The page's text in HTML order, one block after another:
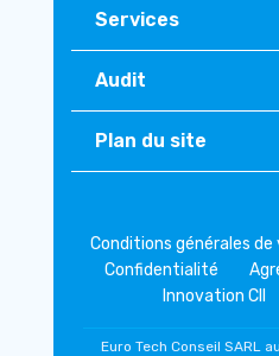
Services
Audit
Plan du site
Conditions générales
Confidentialité
Innovation CII
Euro Tech Conseil SARL